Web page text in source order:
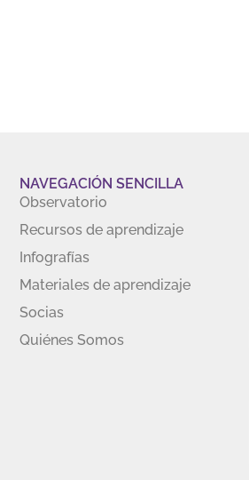
NAVEGACIÓN SENCILLA
Observatorio
Recursos de aprendizaje
Infografías
Materiales de aprendizaje
Socias
Quiénes Somos